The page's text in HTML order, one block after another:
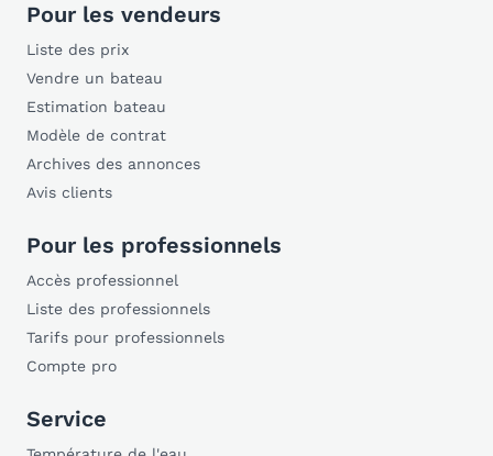
Pour les vendeurs
Liste des prix
Vendre un bateau
Estimation bateau
Modèle de contrat
Archives des annonces
Avis clients
Pour les professionnels
Accès professionnel
Liste des professionnels
Tarifs pour professionnels
Compte pro
Service